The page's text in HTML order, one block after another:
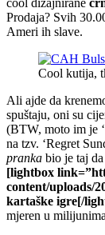
cool dizajnirane
Prodaja? Svih
Ameri ih slave.
Cool kutija,
Ali ajde da
spuštaju, oni su
(BTW, moto im je
na tzv. ‘Regret
pranka bio je taj
[lightbox
content/uploads/
kartaške igre[/
mjeren u